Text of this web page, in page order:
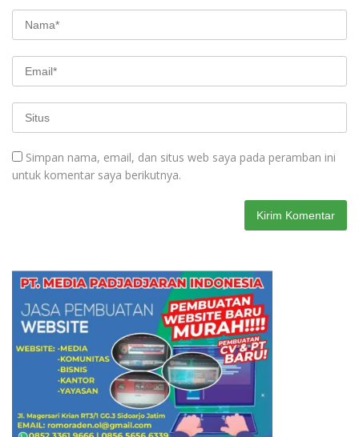
Simpan nama, email, dan situs web saya pada peramban ini
untuk komentar saya berikutnya.